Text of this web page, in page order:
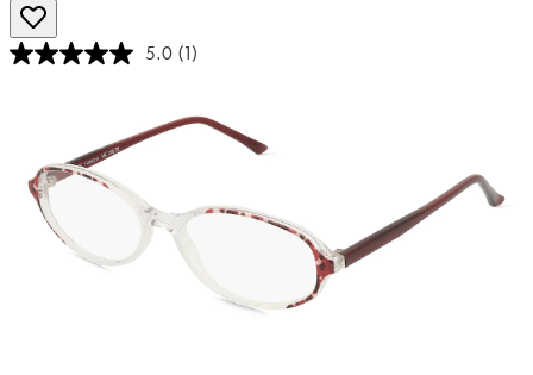
5.0 (1)